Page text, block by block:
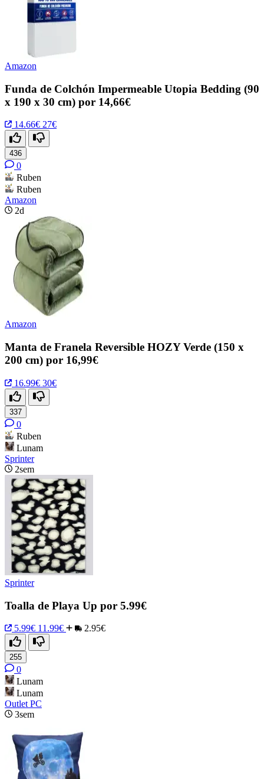
Amazon
Funda de Colchón Impermeable Utopia Bedding (90
x 190 x 30 cm) por 14,66€
14.66€ 27€
436
0
Ruben
Ruben
Amazon
2d
Amazon
Manta de Franela Reversible HOZY Verde (150 x
200 cm) por 16,99€
16.99€ 30€
337
0
Ruben
Lunam
Sprinter
2sem
Sprinter
Toalla de Playa Up por 5.99€
5.99€ 11.99€ 2.95€
255
0
Lunam
Lunam
Outlet PC
3sem